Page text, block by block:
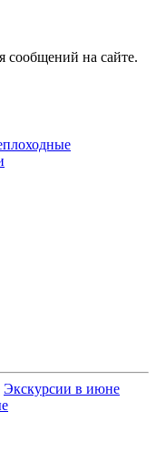
сообщений на сайте.
Экскурсии в июне